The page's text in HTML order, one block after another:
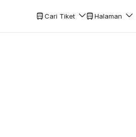
Cari Tiket Halaman